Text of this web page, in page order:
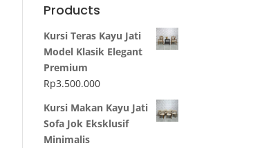
Products
Kursi Teras Kayu Jati
Model Klasik Elegant
Premium
Rp3.500.000
Kursi Makan Kayu Jati
Sofa Jok Eksklusif
Minimalis